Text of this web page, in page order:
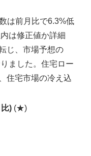
は前月比で6.3%低
は修正値か詳細
じ、市場予想の
ました。住宅ロー
住宅市場の冷え込
) (★)